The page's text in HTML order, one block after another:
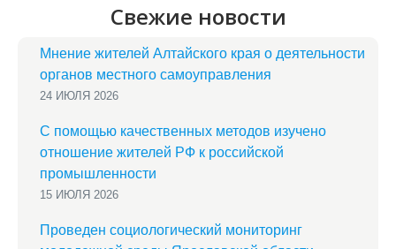
Свежие новости
Мнение жителей Алтайского края о деятельности
органов местного самоуправления
24 ИЮЛЯ 2026
С помощью качественных методов изучено
отношение жителей РФ к российской
промышленности
15 ИЮЛЯ 2026
Проведен социологический мониторинг